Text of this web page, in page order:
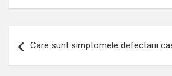
în
Care sunt simptomele defectarii